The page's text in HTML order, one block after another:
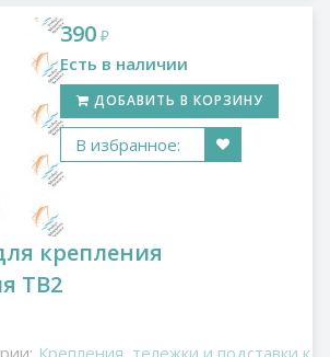
390 ₽
Есть в наличии
ДОБАВИТЬ В КОРЗИНУ
В избранное:
крепления
ТВ2
Крепления, тележки и подставки к